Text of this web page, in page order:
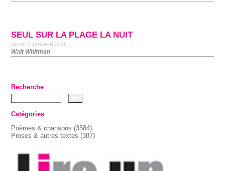
SEUL SUR LA PLAGE LA NUIT
JEUDI 7 JANVIER 2016
Walt Whitman
Recherche
Catégories
Poèmes & chansons (3584)
Proses & autres textes (387)